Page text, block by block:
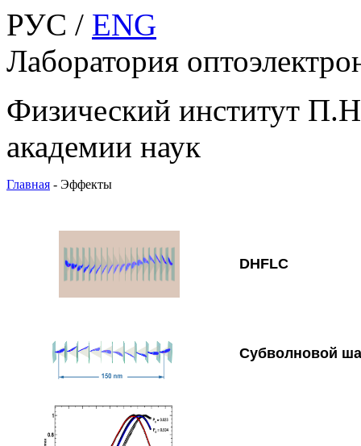
РУС / ENG
Лаборатория
Физический институт
академии наук
Главная - Эффекты
DHFLC
Субволновой